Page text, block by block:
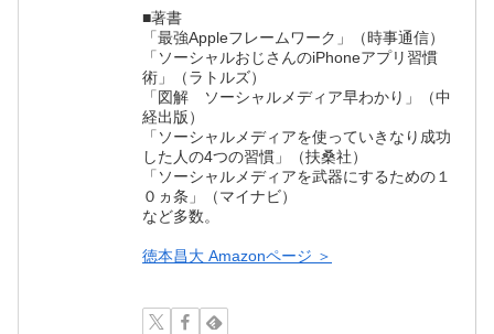
■著書
「最強Appleフレームワーク」（時事通信）
「ソーシャルおじさんのiPhoneアプリ習慣
術」（ラトルズ）
「図解 ソーシャルメディア早わかり」（中
経出版）
「ソーシャルメディアを使っていきなり成功
した人の4つの習慣」（扶桑社）
「ソーシャルメディアを武器にするための１
０ヵ条」（マイナビ）
など多数。
徳本昌大 Amazonページ ＞